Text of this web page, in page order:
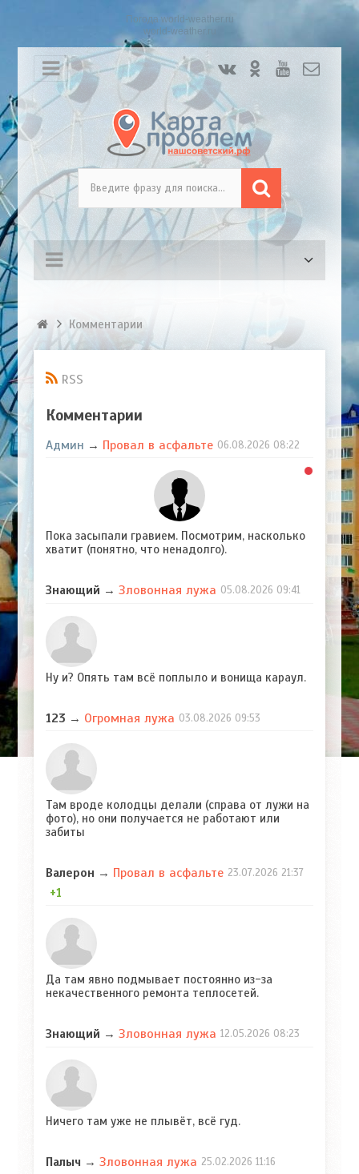
Погода world-weather.ru
world-weather.ru
Комментарии
RSS
Комментарии
Админ → Провал в асфальте 06.08.2026 08:22
Пока засыпали гравием. Посмотрим, насколько
хватит (понятно, что ненадолго).
Знающий →Зловонная лужа 05.08.2026 09:41
Ну и? Опять там всё поплыло и вонища караул.
123 → Огромная лужа 03.08.2026 09:53
Там вроде колодцы делали (справа от лужи на
фото), но они получается не работают или
забиты
Валерон → Провал в асфальте 23.07.2026 21:37
+1
Да там явно подмывает постоянно из-за
некачественного ремонта теплосетей.
Знающий →Зловонная лужа 12.05.2026 08:23
Ничего там уже не плывёт, всё гуд.
Палыч →Зловонная лужа 25.02.2026 11:16